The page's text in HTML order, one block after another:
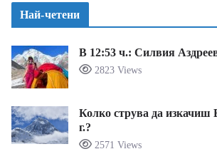
Най-четени
В 12:53 ч.: Силвия
2823 Views
Колко струва да изкачиш
г.?
2571 Views